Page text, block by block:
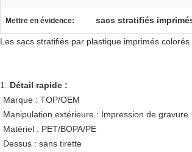
Mettre en évidence: sacs stratifiés
Les sacs stratifiés par plastique imprimés
1. Détail rapide :
Marque : TOP/OEM
Manipulation extérieure : Impression de gravure
Matériel : PET/BOPA/PE
Dessus : sans tirette